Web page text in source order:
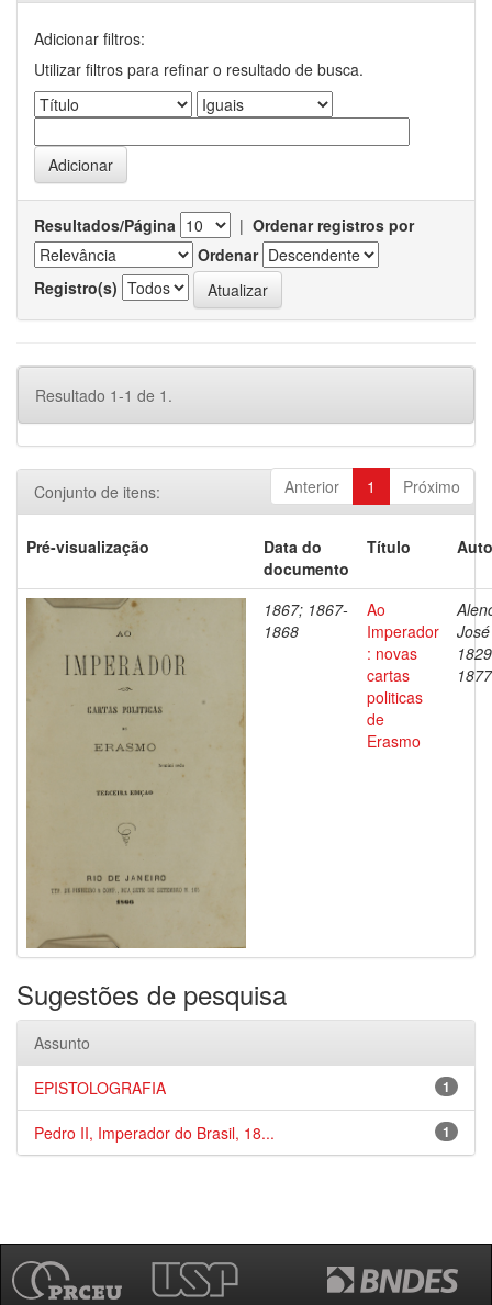
Adicionar filtros:
Utilizar filtros para refinar o resultado de busca.
Resultados/Página | Ordenar registros por
Ordenar
Registro(s)
Resultado 1-1 de 1.
Anterior 1 Próximo
Conjunto de itens:
Pré-visualização
Data do
documento
Título
1867; 1867-
1868
Ao
Imperador
: novas
cartas
politicas
de
Erasmo
1877
Sugestões de pesquisa
Assunto
1
EPISTOLOGRAFIA
1
Pedro II, Imperador do Brasil, 18...